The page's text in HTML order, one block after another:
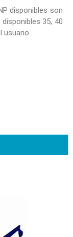
disponibles son
35, 40
usuario.